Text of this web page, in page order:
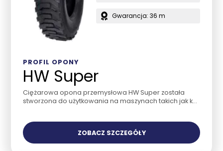
Gwarancja: 36 m
PROFIL OPONY
HW Super
Ciężarowa opona przemysłowa HW Super została
stworzona do użytkowania na maszynach takich jak k...
ZOBACZ SZCZEGÓŁY